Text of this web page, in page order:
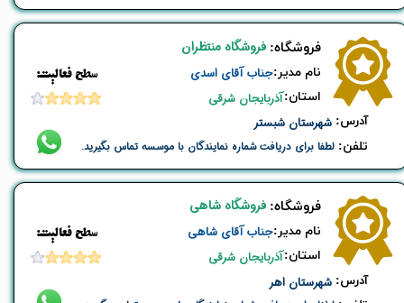
شهرستان شبستر ​آدرس:
​فروشگاه:
نام ​مدیر:
استان:
​​سطح فعالیت:
آذربایجان شرقی
جناب آقای اسدی
تلفن: لطفا برای دریافت شماره نمایندگان با موسسه تماس بگیرید.
فروشگاه منتظران
شهرستان اهر ​آدرس:
​فروشگاه:
نام ​مدیر:
استان:
​​سطح فعالیت:
آذربایجان شرقی
جناب آقای شاهی
فروشگاه شاهی